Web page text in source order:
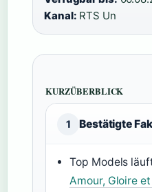
Kanal: RTS Un
KURZÜBERBLICK
1 Bestätigte
Top Models
Amour, Gloire